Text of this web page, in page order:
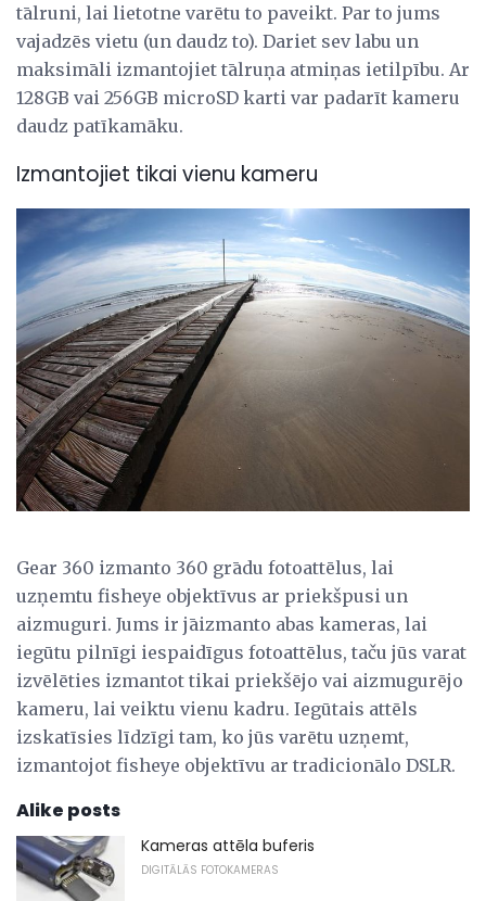
tālruni, lai lietotne varētu to paveikt. Par to jums
vajadzēs vietu (un daudz to). Dariet sev labu un
maksimāli izmantojiet tālruņa atmiņas ietilpību. Ar
128GB vai 256GB microSD karti var padarīt kameru
daudz patīkamāku.
Izmantojiet tikai vienu kameru
Gear 360 izmanto 360 grādu fotoattēlus, lai
uzņemtu fisheye objektīvus ar priekšpusi un
aizmuguri. Jums ir jāizmanto abas kameras, lai
iegūtu pilnīgi iespaidīgus fotoattēlus, taču jūs varat
izvēlēties izmantot tikai priekšējo vai aizmugurējo
kameru, lai veiktu vienu kadru. Iegūtais attēls
izskatīsies līdzīgi tam, ko jūs varētu uzņemt,
izmantojot fisheye objektīvu ar tradicionālo DSLR.
Alike posts
Kameras attēla buferis
DIGITĀLĀS FOTOKAMERAS